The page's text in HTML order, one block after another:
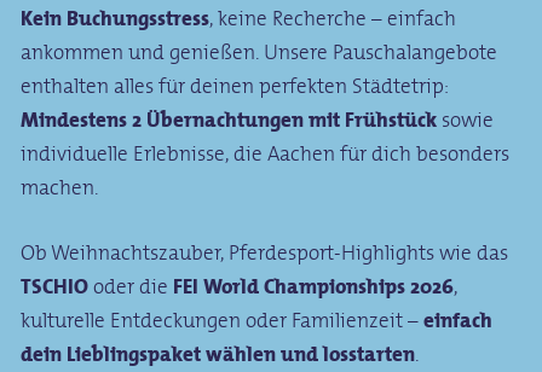
Kein Buchungsstress, keine Recherche – einfach
ankommen und genießen. Unsere Pauschalangebote
enthalten alles für deinen perfekten Städtetrip:
Mindestens 2 Übernachtungen mit Frühstücksowie
individuelle Erlebnisse, die Aachen für dich besonders
machen.
Ob Weihnachtszauber, Pferdesport-Highlights wie das
TSCHIOoder die FEI World Championships 2026,
kulturelle Entdeckungen oder Familienzeit –einfach
dein Lieblingspaket wählen und losstarten.